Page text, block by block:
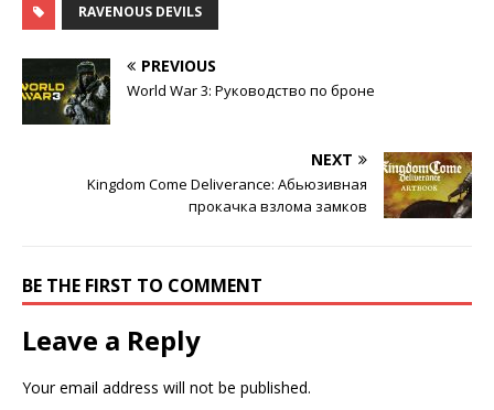
RAVENOUS DEVILS
PREVIOUS
World War 3: Руководство по броне
NEXT
Kingdom Come Deliverance: Абьюзивная
прокачка взлома замков
BE THE FIRST TO COMMENT
Leave a Reply
Your email address will not be published.